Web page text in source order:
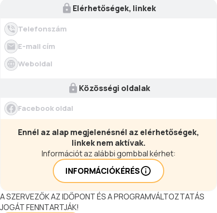
látogatható, a gyermekek számára a
park területén található játszótér
remek szórakozást nyújthat.
Elérhetőségek, linkek
Telefonszám
E-mail cím
Weboldal
Közösségi oldalak
Facebook oldal
Ennél az alap megjelenésnél az elérhetőségek,
linkek nem aktívak.
Információt az alábbi gombbal kérhet:
INFORMÁCIÓKÉRÉS
A SZERVEZŐK AZ IDŐPONT ÉS A PROGRAMVÁLTOZTATÁS
JOGÁT FENNTARTJÁK!